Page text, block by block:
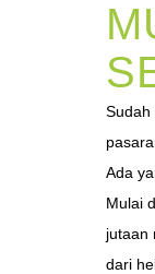
Sudah
Ada
Mulai
jutaan
dari